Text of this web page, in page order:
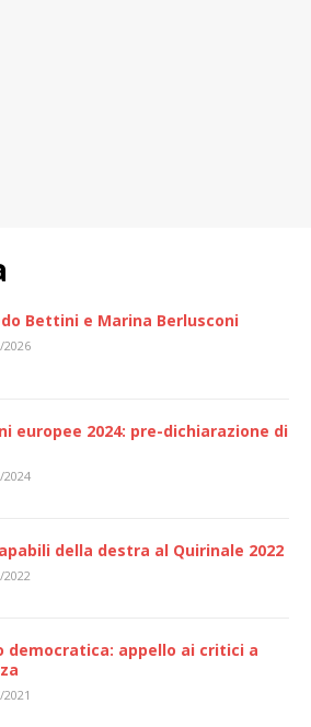
Bettini e Marina Berlusconi
2026
europee 2024: pre-dichiarazione di
2024
della destra al Quirinale 2022
democratica: appello ai critici a